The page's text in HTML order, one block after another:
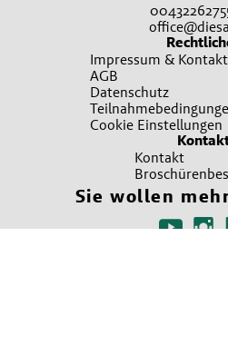
Impressum & Kontakt
AGB
Datenschutz
Cookie Einstellungen
Kontakt
Sie wollen